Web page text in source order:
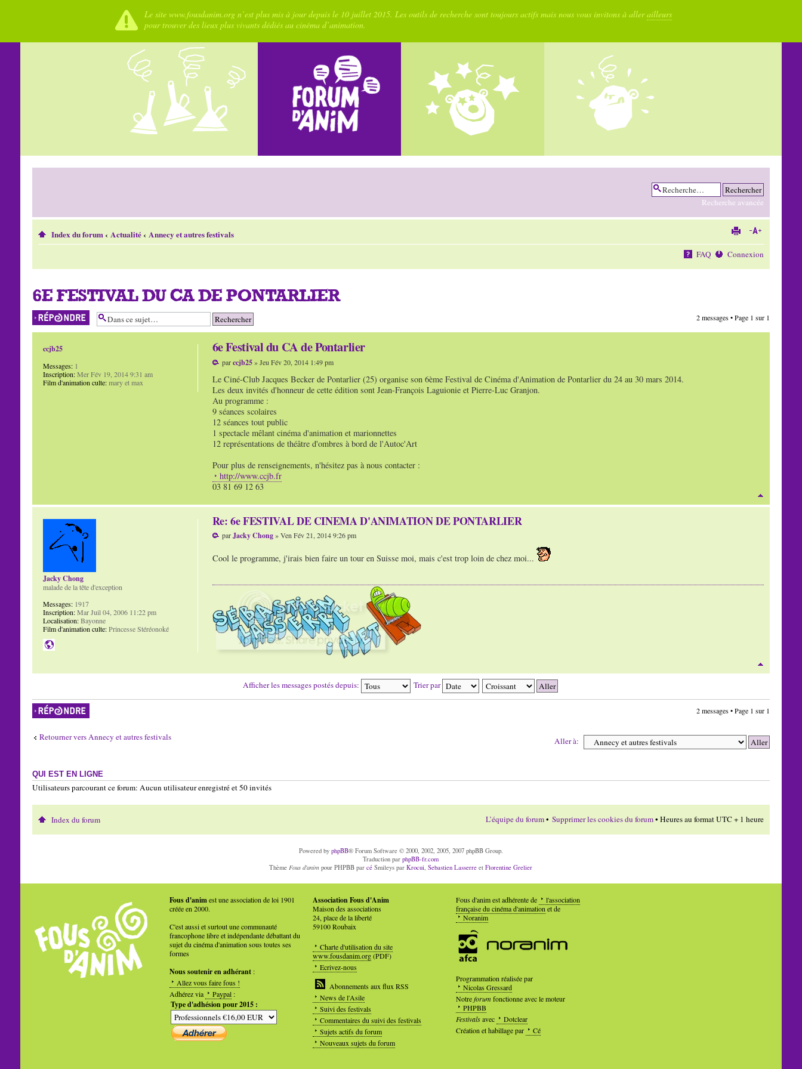
Le site www.fousdanim.org n’est plus mis à jour depuis le 10 juillet 2015. Les outils de recherche sont toujours actifs mais nous vous invitons à allerailleurs
pour trouver des lieux plus vivants dédiés au cinéma d’animation.
Recherche avancée
Index du forum‹ Actualité‹ Annecy et autres festivals
FAQ Connexion
6E FESTIVAL DU CA DE PONTARLIER
Répondre 2 messages • Page 1 sur 1
6e Festival du CA de Pontarlier
parccjb25» Jeu Fév 20, 2014 1:49 pm
Le Ciné-Club Jacques Becker de Pontarlier (25) organise son 6ème Festival de Cinéma d'Animation de Pontarlier du 24 au 30 mars 2014.
Les deux invités d'honneur de cette édition sont Jean-François Laguionie et Pierre-Luc Granjon.
Au programme :
9 séances scolaires
12 séances tout public
1 spectacle mêlant cinéma d'animation et marionnettes
12 représentations de théâtre d'ombres à bord de l'Autoc'Art
Pour plus de renseignements, n'hésitez pas à nous contacter :
http://www.ccjb.fr
03 81 69 12 63
ccjb25
Messages:1
Inscription:Mer Fév 19, 2014 9:31 am
Film d'animation culte:mary et max
Re: 6e FESTIVAL DE CINEMA D'ANIMATION DE PONTARLIER
parJacky Chong» Ven Fév 21, 2014 9:26 pm
Cool le programme, j'irais bien faire un tour en Suisse moi, mais c'est trop loin de chez moi...
Jacky Chong
malade de la tête d'exception
Messages:1917
Inscription:Mar Juil 04, 2006 11:22 pm
Localisation:Bayonne
Film d'animation culte:Princesse Stéréonoké
Afficher les messages postés depuis: Trier par
Répondre 2 messages • Page 1 sur 1
Retourner vers Annecy et autres festivals Aller à:
QUI EST EN LIGNE
Utilisateurs parcourant ce forum: Aucun utilisateur enregistré et 50 invités
Index du forum L’équipe du forum• Supprimer les cookies du forum• Heures au format UTC + 1 heure
Powered by phpBB® Forum Software © 2000, 2002, 2005, 2007 phpBB Group.
Traduction parphpBB-fr.com
ThèmeFous d'anim pour PHPBB parcé Smileys parKrocui,Sebastien Lasserre etFlorentine Grelier
Fous d'animest une association de loi 1901
créée en 2000.
C'est aussi et surtout une communauté
francophone libre et indépendante débattant du
sujet du cinéma d'animation sous toutes ses
formes
Nous soutenir en adhérant:
Allez vous faire fous !
Adhérez via
Paypal:
Type d'adhésion pour 2015 :
Association Fous d'Anim
Maison des associations
24, place de la liberté
59100 Roubaix
Charte d'utilisation du site
www.fousdanim.org(PDF)
Ecrivez-nous
Abonnements aux flux RSS
News de l'Asile
Suivi des festivals
Commentaires du suivi des festivals
Sujets actifs du forum
Nouveaux sujets du forum
Fous d'anim est adhérente de
l'association
française du cinéma d'animation et de
Noranim
Programmation réalisée par
Nicolas Gressard
Notreforumfonctionne avec le moteur
PHPBB
Festivalsavec
Dotclear
Création et habillage par
Cé